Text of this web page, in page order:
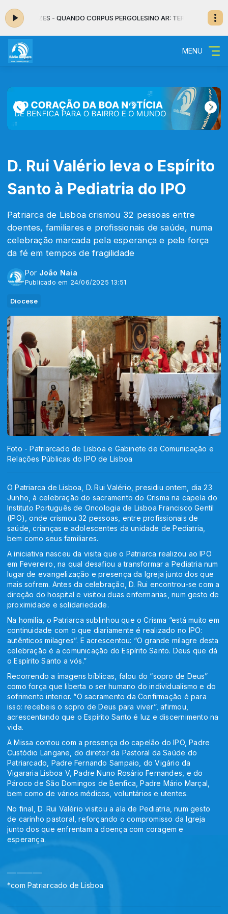
MENEZES - QUANDO CORPUS PERGOLESINO AR: TERESA CARDOSO
MENU
D. Rui Valério leva o Espírito
Santo à Pediatria do IPO
Patriarca de Lisboa crismou 32 pessoas entre
doentes, familiares e profissionais de saúde, numa
celebração marcada pela esperança e pela força
da fé em tempos de fragilidade
Por João Naia
Publicado em 24/06/2025 13:51
Diocese
Foto - Patriarcado de Lisboa e Gabinete de Comunicação e
Relações Públicas do IPO de Lisboa
O Patriarca de Lisboa, D. Rui Valério, presidiu ontem, dia 23
Junho, à celebração do sacramento do Crisma na capela do
Instituto Português de Oncologia de Lisboa Francisco Gentil
(IPO), onde crismou 32 pessoas, entre profissionais de
saúde, crianças e adolescentes da unidade de Pediatria,
bem como seus familiares.
A iniciativa nasceu da visita que o Patriarca realizou ao IPO
em Fevereiro, na qual desafiou a transformar a Pediatria num
lugar de evangelização e presença da Igreja junto dos que
mais sofrem. Antes da celebração, D. Rui encontrou-se com a
direção do hospital e visitou duas enfermarias, num gesto de
proximidade e solidariedade.
Na homilia, o Patriarca sublinhou que o Crisma “está muito em
continuidade com o que diariamente é realizado no IPO:
autênticos milagres”. E acrescentou: “O grande milagre desta
celebração é a comunicação do Espírito Santo. Deus que dá
o Espírito Santo a vós.”
Recorrendo a imagens bíblicas, falou do “sopro de Deus”
como força que liberta o ser humano do individualismo e do
sofrimento interior. “O sacramento da Confirmação é para
isso: recebeis o sopro de Deus para viver”, afirmou,
acrescentando que o Espírito Santo é luz e discernimento na
vida.
A Missa contou com a presença do capelão do IPO, Padre
Custódio Langane, do diretor da Pastoral da Saúde do
Patriarcado, Padre Fernando Sampaio, do Vigário da
Vigararia Lisboa V, Padre Nuno Rosário Fernandes, e do
Pároco de São Domingos de Benfica, Padre Mário Marçal,
bem como de vários médicos, voluntários e utentes.
No final, D. Rui Valério visitou a ala de Pediatria, num gesto
de carinho pastoral, reforçando o compromisso da Igreja
junto dos que enfrentam a doença com coragem e
esperança.
*com Patriarcado de Lisboa